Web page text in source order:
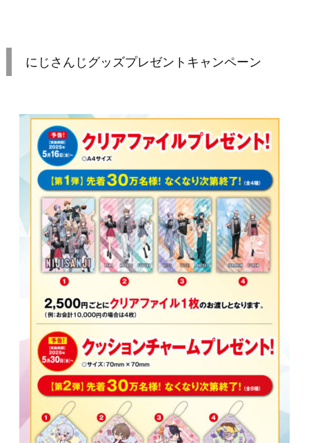
にじさんじグッズプレゼントキャンペーン